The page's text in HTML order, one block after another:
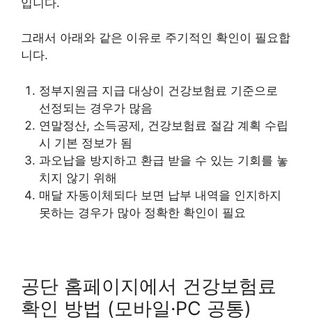
그래서 아래와 같은 이유로 주기적인 확인이 필요합
니다.
정부지원금 지급 대상이 건강보험료 기준으로
선정되는 경우가 많음
연말정산, 소득공제, 건강보험료 절감 계획 수립
시 기본 정보가 됨
과오납을 방지하고 환급 받을 수 있는 기회를 놓
치지 않기 위해
매달 자동이체되다 보면 납부 내역을 인지하지
못하는 경우가 많아 정확한 확인이 필요
공단 홈페이지에서 건강보험료
확인 방법 (모바일·PC 공통)